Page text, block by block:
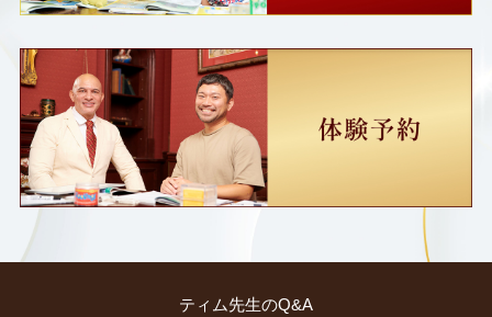
ティム先生のQ&A